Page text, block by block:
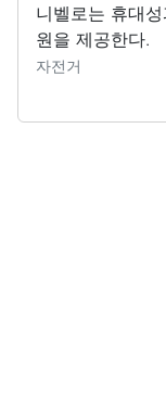
니벨로는 휴대
원을 제공한다.
자전거